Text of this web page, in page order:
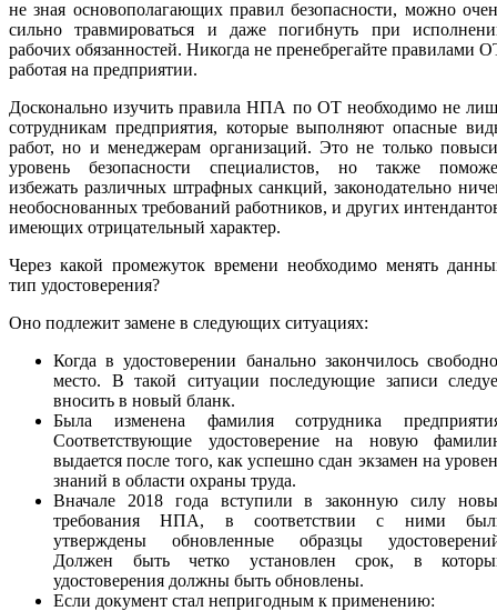
не зная основополагающих правил безопасности, можно
сильно травмироваться и даже погибнуть при
рабочих обязанностей. Никогда не пренебрегайте правилами
работая на предприятии.
Досконально изучить правила НПА по ОТ необходимо не
сотрудникам предприятия, которые выполняют опасные
работ, но и менеджерам организаций. Это не только
уровень безопасности специалистов, но также
избежать различных штрафных санкций, законодательно
необоснованных требований работников, и других
имеющих отрицательный характер.
Через какой промежуток времени необходимо менять
тип удостоверения?
Оно подлежит замене в следующих ситуациях:
Когда в удостоверении банально закончилось
место. В такой ситуации последующие записи
вносить в новый бланк.
Была изменена фамилия сотрудника
Соответствующие удостоверение на новую
выдается после того, как успешно сдан экзамен на
знаний в области охраны труда.
Вначале 2018 года вступили в законную силу
требования НПА, в соответствии с ними
утверждены обновленные образцы
Должен быть четко установлен срок, в
удостоверения должны быть обновлены.
Если документ стал непригодным к применению: